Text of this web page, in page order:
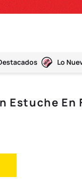
Lo
Estuche En